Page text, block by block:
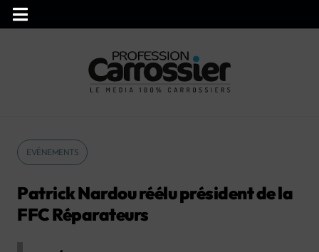
EVÉNEMENTS
Patrick Nardou réélu président de la
FFC Réparateurs